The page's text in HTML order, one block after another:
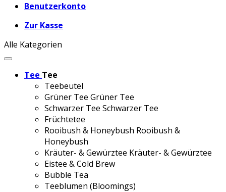
Benutzerkonto
Zur Kasse
Alle Kategorien
Tee Tee
Teebeutel
Grüner Tee Grüner Tee
Schwarzer Tee Schwarzer Tee
Früchtetee
Rooibush & Honeybush Rooibush &
Honeybush
Kräuter- & Gewürztee Kräuter- & Gewürztee
Eistee & Cold Brew
Bubble Tea
Teeblumen (Bloomings)